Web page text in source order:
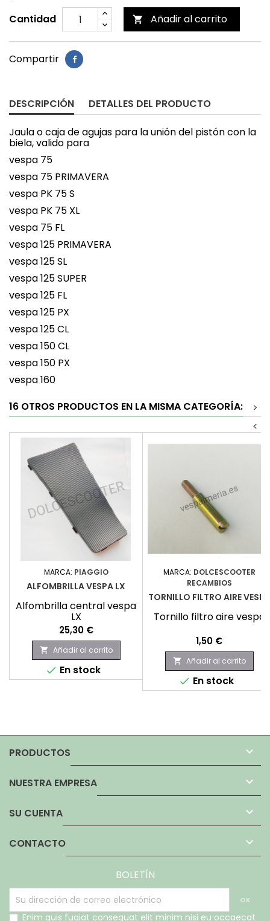
Cantidad
 Añadir al carrito
Compartir
DESCRIPCIÓN DETALLES DEL PRODUCTO
Jaula o caja de agujas para la unión del pistón con la
biela, valido para
vespa 75
vespa 75 PRIMAVERA
vespa PK 75 S
vespa PK 75 XL
vespa 75 FL
vespa 125 PRIMAVERA
vespa 125 SL
vespa 125 SUPER
vespa 125 FL
vespa 125 PX
vespa 125 CL
vespa 150 CL
vespa 150 PX
vespa 160
16 OTROS PRODUCTOS EN LA MISMA CATEGORÍA:
>
<
MARCA: PIAGGIO
ALFOMBRILLA VESPA LX
Alfombrilla central vespa
LX
Precio
25,30 €
 Añadir al carrito
 En stock
MARCA: DOLCESCOOTER
RECAMBIOS
TORNILLO FILTRO AIRE VESPA
Tornillo filtro aire vespa
Precio
1,50 €
 Añadir al carrito
 En stock
PRODUCTOS 
NUESTRA EMPRESA 
SU CUENTA 
CONTACTO 
BOLETÍN
Enim quis fugiat consequat elit minim nisi eu occaecat